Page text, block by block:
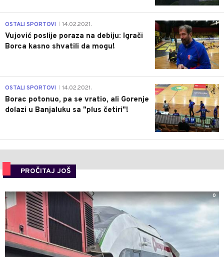
1
OSTALI SPORTOVI 14.02.2021.
Vujović poslije poraza na debiju: Igrači
Borca kasno shvatili da mogu!
3
OSTALI SPORTOVI 14.02.2021.
Borac potonuo, pa se vratio, ali Gorenje
dolazi u Banjaluku sa "plus četiri"!
PROČITAJ JOŠ
0